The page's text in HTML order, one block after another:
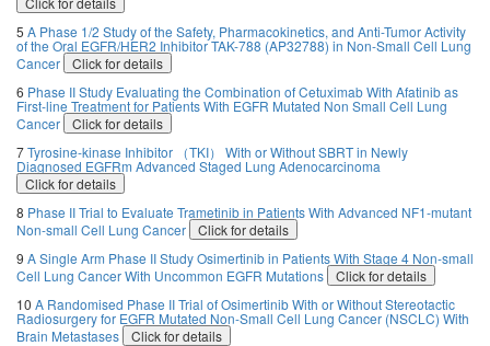
5 A Phase 1/2 Study of the Safety, Pharmacokinetics, and Anti-Tumor Activity
of the Oral EGFR/HER2 Inhibitor TAK-788 (AP32788) in Non-Small Cell Lung
Cancer
Click for details
6 Phase II Study Evaluating the Combination of Cetuximab With Afatinib as
First-line Treatment for Patients With EGFR Mutated Non Small Cell Lung
Cancer
Click for details
7Tyrosine-kinase Inhibitor （TKI） With or Without SBRT in Newly
Diagnosed EGFRm Advanced Staged Lung Adenocarcinoma
Click for details
8 Phase II Trial to Evaluate Trametinib in Patients With Advanced NF1-mutant
Non-small Cell Lung Cancer
Click for details
9 A Single Arm Phase II Study Osimertinib in Patients With Stage 4 Non-small
Cell Lung Cancer With Uncommon EGFR Mutations
Click for details
10 A Randomised Phase II Trial of Osimertinib With or Without Stereotactic
Radiosurgery for EGFR Mutated Non-Small Cell Lung Cancer (NSCLC) With
Brain Metastases
Click for details